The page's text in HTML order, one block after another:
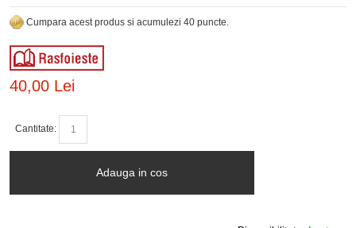
Cumpara acest produs si acumulezi 40 puncte.
40,00 Lei
Cantitate:
Adauga in cos